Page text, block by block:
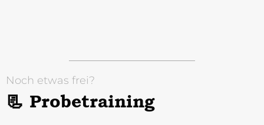
Noch etwas frei?
📃 Probetraining